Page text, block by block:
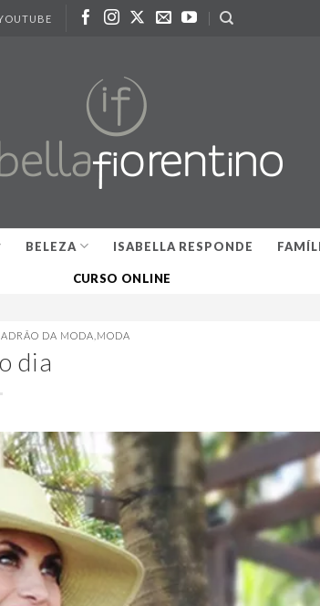
BELEZA ISABELLA RESPONDE
CURSO ONLINE
DA MODA MODA
dia